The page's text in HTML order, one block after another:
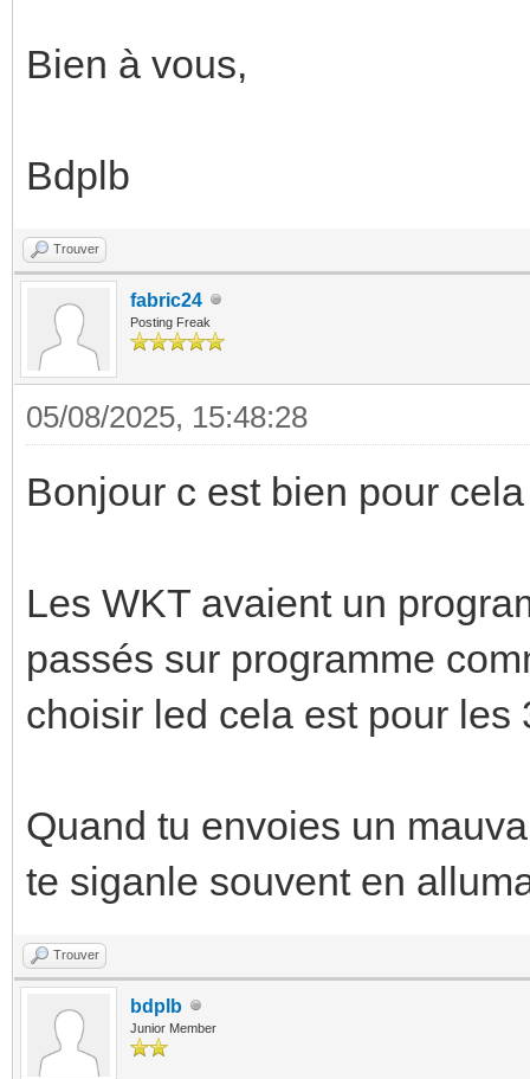
Bien à vous,
Bdplb
Trouver
fabric24
Posting Freak
05/08/2025, 15:48:28
Bonjour c est bien pour
Les WKT avaient un
passés sur programme
choisir led cela est pour les
Quand tu envoies un
te siganle souvent en
Trouver
bdplb
Junior Member